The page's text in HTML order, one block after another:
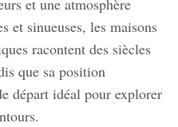
et une atmosphère
et sinueuses, les maisons
racontent des siècles
que sa position
départ idéal pour explorer